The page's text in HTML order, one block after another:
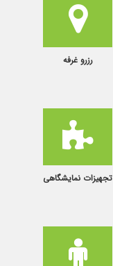
رزرو غرفه
تجهیزات نمایشگاهی